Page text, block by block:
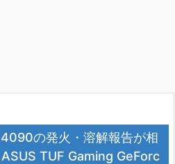
の発火・溶解報告が相
TUF Gaming GeForc